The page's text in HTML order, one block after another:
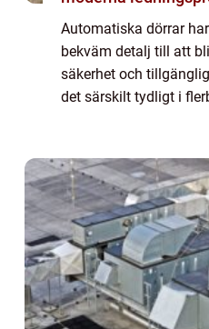
Automatiska dörrar
bekväm detalj till att
säkerhet och
det särskilt tydligt i